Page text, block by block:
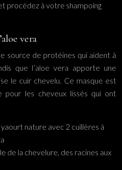
procédez à votre shampoing
vera
source de protéines qui aident à
que l’aloe vera apporte une
le cuir chevelu. Ce masque est
pour les cheveux lissés qui ont
nature avec 2 cuillères à
de la chevelure, des racines aux